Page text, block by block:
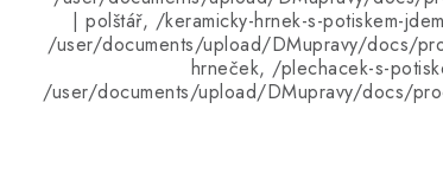
| polštář, /keramicky-hrnek-s-potiskem-
/user/documents/upload/DMupravy/docs/
hrneček, /plechacek-s-
/user/documents/upload/DMupravy/docs/